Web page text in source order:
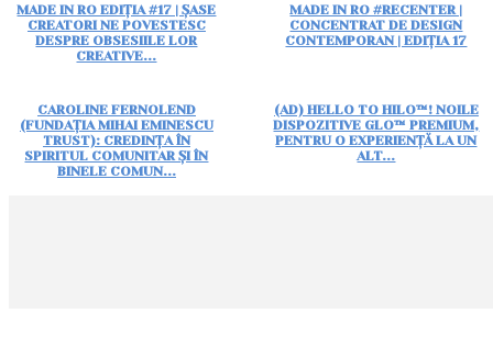
MADE IN RO EDIȚIA #17 | ȘASE
CREATORI NE POVESTESC
DESPRE OBSESIILE LOR
CREATIVE...
MADE IN RO #RECENTER |
CONCENTRAT DE DESIGN
CONTEMPORAN | EDIȚIA 17
CAROLINE FERNOLEND
(FUNDAȚIA MIHAI EMINESCU
TRUST): CREDINȚA ÎN
SPIRITUL COMUNITAR ȘI ÎN
BINELE COMUN...
(AD) HELLO TO HILO™! NOILE
DISPOZITIVE GLO™ PREMIUM,
PENTRU O EXPERIENȚĂ LA UN
ALT...